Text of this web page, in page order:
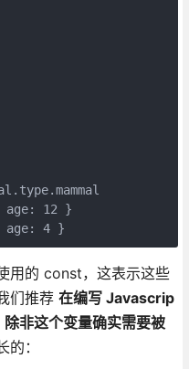
age: 12 }
age: 4 }
用的 const，这表示这些
们推荐 在编写 Javascrip
非这个变量确实需要被
：